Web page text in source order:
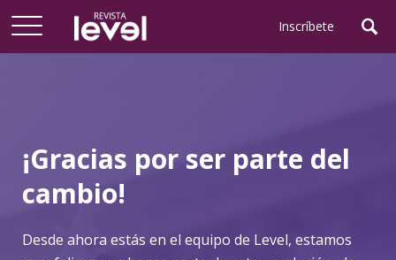
Inscríbete
¡Gracias por ser parte del
cambio!
Desde ahora estás en el equipo de Level, estamos